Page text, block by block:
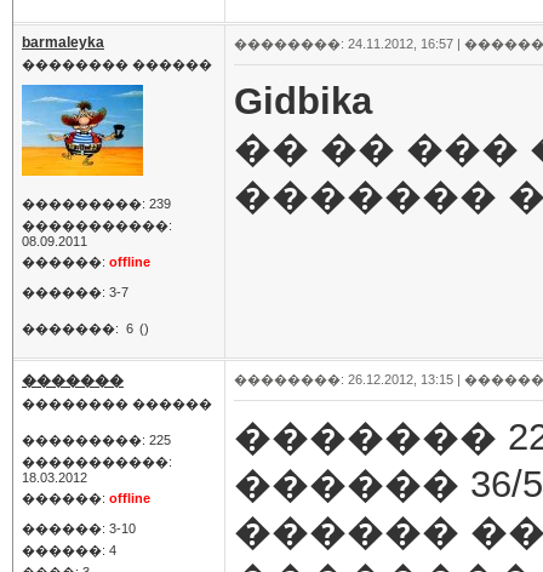
barmaleyka
�������� ������
���������: 239
�����������:
08.09.2011
������: offline
������: 3-7
�������: 6 ()
��������: 24.11.2012, 16:57 |
Gidbika
�� �� ���
�������
�������
�������� ������
���������: 225
�����������:
18.03.2012
������: offline
������: 3-10
������: 4
��������: 26.12.2012, 13:15 |
�������
������
������